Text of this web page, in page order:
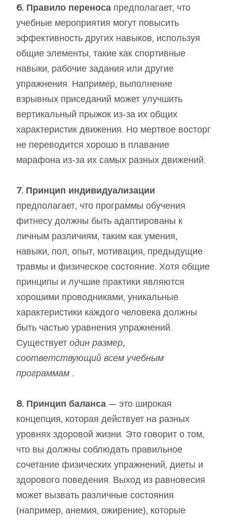
6. Правило переноса предполагает, что
учебные мероприятия могут повысить
эффективность других навыков, используя
общие элементы, такие как спортивные
навыки, рабочие задания или другие
упражнения. Например, выполнение
взрывных приседаний может улучшить
вертикальный прыжок из-за их общих
характеристик движения. Но мертвое восторг
не переводится хорошо в плавание
марафона из-за их самых разных движений.
7. Принцип индивидуализации
предполагает, что программы обучения
фитнесу должны быть адаптированы к
личным различиям, таким как умения,
навыки, пол, опыт, мотивация, предыдущие
травмы и физическое состояние. Хотя общие
принципы и лучшие практики являются
хорошими проводниками, уникальные
характеристики каждого человека должны
быть частью уравнения упражнений.
Существует один размер,
соответствующий всем учебным
программам .
8. Принцип баланса — это широкая
концепция, которая действует на разных
уровнях здоровой жизни. Это говорит о том,
что вы должны соблюдать правильное
сочетание физических упражнений, диеты и
здорового поведения. Выход из равновесия
может вызвать различные состояния
(например, анемия, ожирение), которые